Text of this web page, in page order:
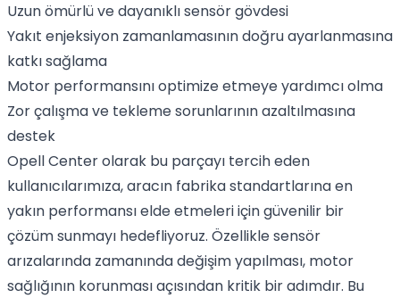
Uzun ömürlü ve dayanıklı sensör gövdesi
Yakıt enjeksiyon zamanlamasının doğru ayarlanmasına
katkı sağlama
Motor performansını optimize etmeye yardımcı olma
Zor çalışma ve tekleme sorunlarının azaltılmasına
destek
Opell Center olarak bu parçayı tercih eden
kullanıcılarımıza, aracın fabrika standartlarına en
yakın performansı elde etmeleri için güvenilir bir
çözüm sunmayı hedefliyoruz. Özellikle sensör
arızalarında zamanında değişim yapılması, motor
sağlığının korunması açısından kritik bir adımdır. Bu